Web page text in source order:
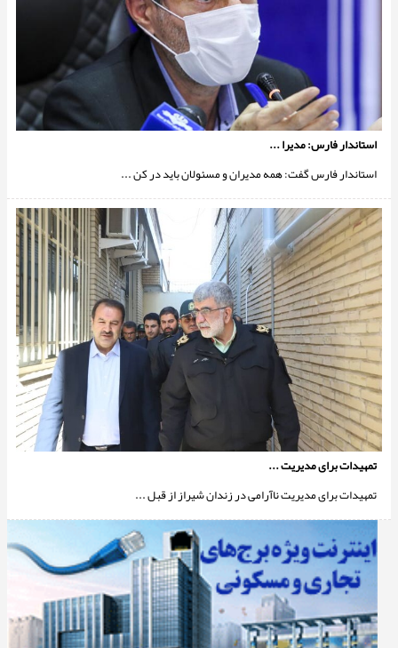
استاندار فارس: مدیرا ...
استاندار فارس گفت: همه مدیران و مسئولان باید در کن ...
تمهیدات برای مدیریت ...
تمهیدات برای مدیریت ناآرامی در زندان شیراز از قبل ...